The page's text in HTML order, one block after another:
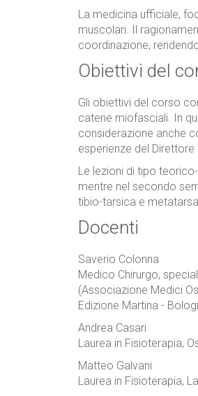
La medicina ufficiale,
muscolari. Il
coordinazione,
Obiettivi del
Gli obiettivi del corso
catene miofasciali. In
considerazione anche
esperienze del
Le lezioni di tipo
mentre nel secondo
tibio-tarsica e
Docenti
Saverio Colonna
Medico Chirurgo,
(Associazione Medici
Edizione Martina -
Andrea Casari
Laurea in Fisioterapia,
Matteo Galvani
Laurea in Fisioterapia,